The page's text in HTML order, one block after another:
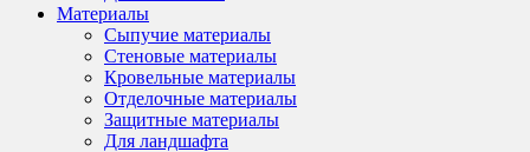
Материалы
Сыпучие материалы
Стеновые материалы
Кровельные материалы
Отделочные материалы
Защитные материалы
Для ландшафта